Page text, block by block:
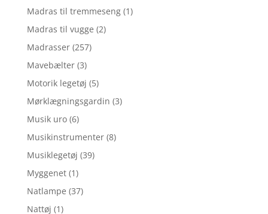
Madras til tremmeseng (1)
Madras til vugge (2)
Madrasser (257)
Mavebælter (3)
Motorik legetøj (5)
Mørklægningsgardin (3)
Musik uro (6)
Musikinstrumenter (8)
Musiklegetøj (39)
Myggenet (1)
Natlampe (37)
Nattøj (1)